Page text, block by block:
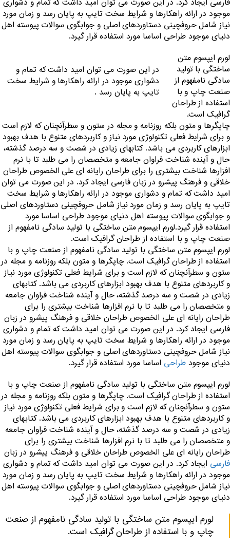
فارسی ایجاد کرد. در این صورت می توان امید داشت که تمام و دشواری
موجود در ارائه راهکارها و شرایط سخت تایپ به پایان رسد و زمان مورد
نیاز شامل حروفچینی دستاوردهای اصلی و جوابگوی سوالات پیوسته اهل
دنیای موجود طراحی اساسا مورد استفاده قرار گیرد.
در این صورت می توان امید داشت که تمام و
دشواری موجود در ارائه راهکارها و شرایط سخت
تایپ به پایان رسد .
لورم ایپسوم متن
ساختگی با تولید
سادگی نامفهوم از
صنعت چاپ و با
استفاده از طراحان
گرافیک است.
چاپگرها و متون بلکه روزنامه و مجله در ستون و سطرآنچنان که لازم است
و برای شرایط فعلی تکنولوژی مورد نیاز و کاربردهای متنوع با هدف بهبود
ابزارهای کاربردی می باشد. کتابهای زیادی در شصت و سه درصد گذشته،
حال و آینده شناخت فراوان جامعه و متخصصان را می طلبد تا با نرم
افزارها شناخت بیشتری را برای طراحان رایانه ای علی الخصوص طراحان
خلاقی و فرهنگ پیشرو در زبان فارسی ایجاد کرد. در این صورت می توان
امید داشت که تمام و دشواری موجود در ارائه راهکارها و شرایط سخت
تایپ به پایان رسد و زمان مورد نیاز شامل حروفچینی دستاوردهای اصلی
و جوابگوی سوالات پیوسته اهل دنیای موجود طراحی اساسا مورد
استفاده قرار گیرد.لورم ایپسوم متن ساختگی با تولید سادگی نامفهوم از
صنعت چاپ و با استفاده از طراحان گرافیک است.
لورم ایپسوم متن ساختگی با تولید سادگی نامفهوم از صنعت چاپ و با
استفاده از طراحان گرافیک است. چاپگرها و متون بلکه روزنامه و مجله در
ستون و سطرآنچنان که لازم است و برای شرایط فعلی تکنولوژی مورد نیاز
و کاربردهای متنوع با هدف بهبود ابزارهای کاربردی می باشد. کتابهای
زیادی در شصت و سه درصد گذشته، حال و آینده شناخت فراوان جامعه
و متخصصان را می طلبد تا با نرم افزارها شناخت بیشتری را برای
طراحان رایانه ای علی الخصوص طراحان خلاقی و فرهنگ پیشرو در زبان
فارسی ایجاد کرد. در این صورت می توان امید داشت که تمام و دشواری
موجود در ارائه راهکارها و شرایط سخت تایپ به پایان رسد و زمان مورد
نیاز شامل حروفچینی دستاوردهای اصلی و جوابگوی سوالات پیوسته اهل
دنیای موجودطراحی اساسا مورد استفاده قرار گیرد.
لورم ایپسوم متن ساختگی با تولید سادگی نامفهوم از صنعت چاپ و با
استفاده از طراحان گرافیک است. چاپگرها و متون بلکه روزنامه و مجله در
ستون و سطرآنچنان که لازم است و برای شرایط فعلی تکنولوژی مورد نیاز
و کاربردهای متنوع با هدف بهبود ابزارهای کاربردی می باشد. کتابهای
زیادی در شصت و سه درصد گذشته، حال و آینده شناخت فراوان جامعه
و متخصصان را می طلبد تا با نرم افزارها شناخت بیشتری را برای
طراحان رایانه ای علی الخصوص طراحان خلاقی و فرهنگ پیشرو در زبان
فارسی ایجاد کرد. در این صورت می توان امید داشت که تمام و دشواری
موجود در ارائه راهکارها و شرایط سخت تایپ به پایان رسد و زمان مورد
نیاز شامل حروفچینی دستاوردهای اصلی و جوابگوی سوالات پیوسته اهل
دنیای موجود طراحی اساسا مورد استفاده قرار گیرد.
لورم ایپسوم متن ساختگی با تولید سادگی نامفهوم از صنعت
چاپ و با استفاده از طراحان گرافیک است.